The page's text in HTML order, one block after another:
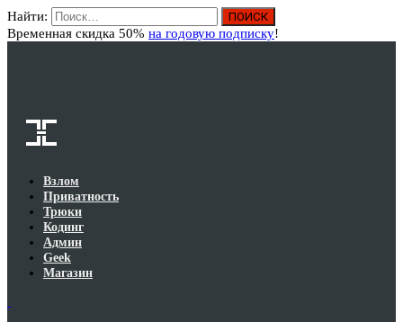
Найти:
Временная скидка 50% на годовую подписку!
Взлом
Приватность
Трюки
Кодинг
Админ
Geek
Магазин